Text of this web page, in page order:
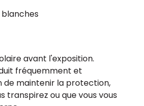
avant l'exposition.
fréquemment et
de maintenir la protection,
transpirez ou que vous vous